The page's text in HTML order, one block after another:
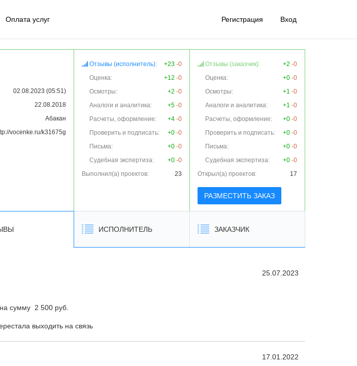
Оплата услуг Регистрация Вход
02.08.2023 (05:51)
22.08.2018
Абакан
vocenke.ru/k31675g
Отзывы (исполнитель): +23 -0
Оценка:
+12 -0
Осмотры:
+2 -0
Аналоги и аналитика:
+5 -0
Расчеты, оформление:
+4 -0
Проверить и подписать:
+0 -0
Письма:
+0 -0
Судебная экспертиза:
+0 -0
Выполнил(а) проектов:
23
Отзывы (заказчик): +2 -0
Оценка:
+0 -0
Осмотры:
+1 -0
Аналоги и аналитика:
+1 -0
Расчеты, оформление:
+0 -0
Проверить и подписать:
+0 -0
Письма:
+0 -0
Судебная экспертиза:
+0 -0
Открыл(а) проектов:
17
РАЗМЕСТИТЬ ЗАКАЗ
ИСПОЛНИТЕЛЬ ЗАКАЗЧИК
25.07.2023
на сумму 2 500 руб.
выходить на связь
17.01.2022